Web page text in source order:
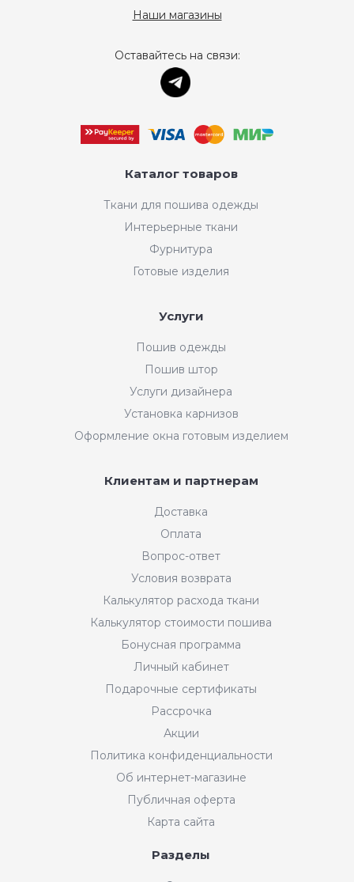
Наши магазины
Оставайтесь на связи:
Каталог товаров
Ткани для пошива одежды
Интерьерные ткани
Фурнитура
Готовые изделия
Услуги
Пошив одежды
Пошив штор
Услуги дизайнера
Установка карнизов
Оформление окна готовым изделием
Клиентам и партнерам
Доставка
Оплата
Вопрос-ответ
Условия возврата
Калькулятор расхода ткани
Калькулятор стоимости пошива
Бонусная программа
Личный кабинет
Подарочные сертификаты
Рассрочка
Акции
Политика конфиденциальности
Об интернет-магазине
Публичная оферта
Карта сайта
Разделы